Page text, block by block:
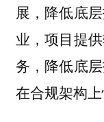
展，降低底
业，项目提
务，降低底
在合规架构